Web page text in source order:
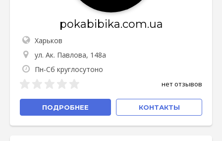
pokabibika.com.ua
Харьков
ул. Ак. Павлова, 148а
Пн-Сб круглосутоно
нет отзывов
ПОДРОБНЕЕ КОНТАКТЫ